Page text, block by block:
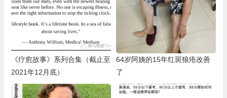
《疗愈故事》系列合集（截止至
2021年12月底）
64岁阿姨的15年红斑狼疮改善
了